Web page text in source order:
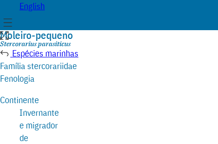
English
Menu
Moleiro-pequeno
Nome
científico:
Stercorarius parasiticus
Espécies marinhas
Família stercorariidae
Fenologia
Continente
Invernante
e migrador
de
Expandir
ilustração